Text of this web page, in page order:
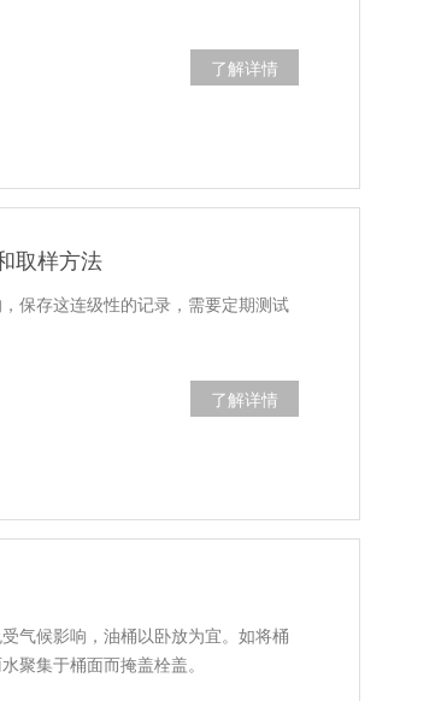
了解详情
取样方法
保存这连级性的记录，需要定期测试
了解详情
气候影响，油桶以卧放为宜。如将桶
聚集于桶面而掩盖栓盖。